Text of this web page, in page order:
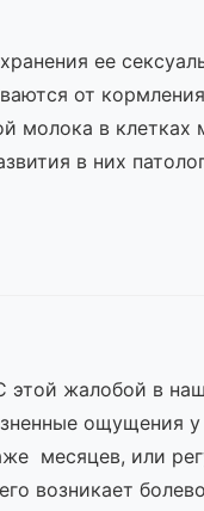
ее
от
молока в клетках
в них
жалобой в
ощущения
месяцев, или
возникает